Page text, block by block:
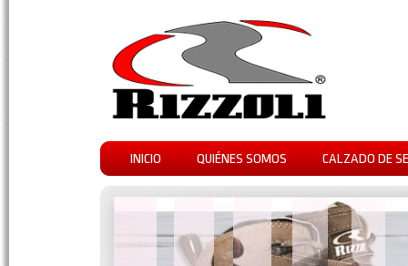
INICIO QUIÉNES SOMOS CALZADO DE